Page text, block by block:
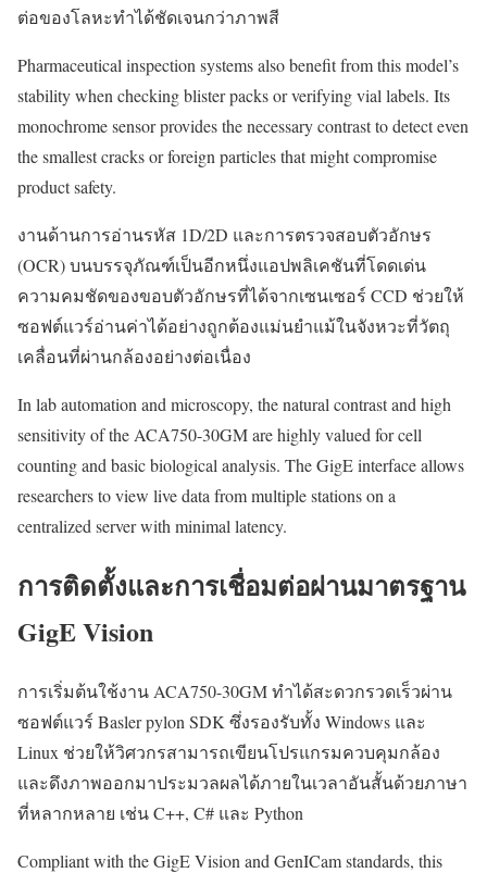
ต่อของโลหะทำได้ชัดเจนกว่าภาพสี
Pharmaceutical inspection systems also benefit from this model’s
stability when checking blister packs or verifying vial labels. Its
monochrome sensor provides the necessary contrast to detect even
the smallest cracks or foreign particles that might compromise
product safety.
งานด้านการอ่านรหัส 1D/2D และการตรวจสอบตัวอักษร
(OCR) บนบรรจุภัณฑ์เป็นอีกหนึ่งแอปพลิเคชันที่โดดเด่น
ความคมชัดของขอบตัวอักษรที่ได้จากเซนเซอร์ CCD ช่วยให้
ซอฟต์แวร์อ่านค่าได้อย่างถูกต้องแม่นยำแม้ในจังหวะที่วัตถุ
เคลื่อนที่ผ่านกล้องอย่างต่อเนื่อง
In lab automation and microscopy, the natural contrast and high
sensitivity of the ACA750-30GM are highly valued for cell
counting and basic biological analysis. The GigE interface allows
researchers to view live data from multiple stations on a
centralized server with minimal latency.
การติดตั้งและการเชื่อมต่อผ่านมาตรฐาน
GigE Vision
การเริ่มต้นใช้งาน ACA750-30GM ทำได้สะดวกรวดเร็วผ่าน
ซอฟต์แวร์ Basler pylon SDK ซึ่งรองรับทั้ง Windows และ
Linux ช่วยให้วิศวกรสามารถเขียนโปรแกรมควบคุมกล้อง
และดึงภาพออกมาประมวลผลได้ภายในเวลาอันสั้นด้วยภาษา
ที่หลากหลาย เช่น C++, C# และ Python
Compliant with the GigE Vision and GenICam standards, this